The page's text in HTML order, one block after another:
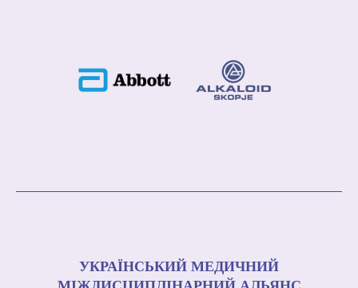
УКРАЇНСЬКИЙ МЕДИЧНИЙ